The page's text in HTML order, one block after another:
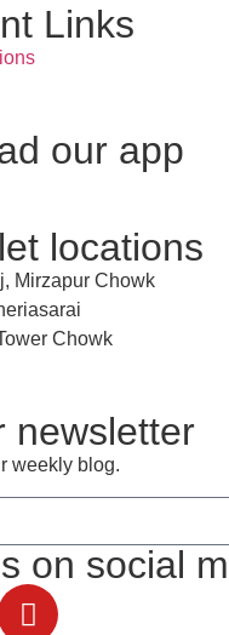
Links
our app
locations
Mirzapur Chowk
Chowk
newsletter
weekly blog.
on social